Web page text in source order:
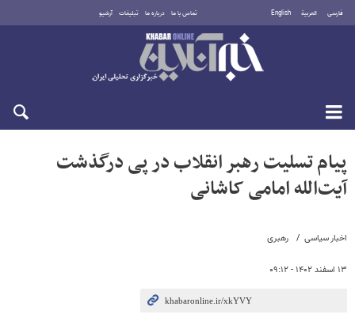
فارسی العربية English تماس با ما درباره ما تبلیغات آرشیو
جمعه ۱۶ مرداد ۱۴۰۵
اخبار سیاسی رهبری
۱۳ اسفند ۱۴۰۲ - ۰۹:۱۲
پیام تسلیت رهبر انقلاب در پی درگذشت
آیت‌الله امامی کاشانی